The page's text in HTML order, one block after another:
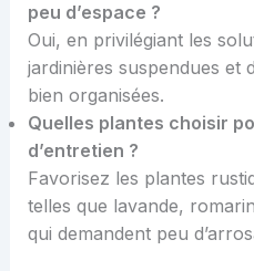
peu d’espace ?
Oui, en privilégiant les
jardinières suspendues et
bien organisées.
Quelles plantes choisir
d’entretien ?
Favorisez les plantes
telles que lavande,
qui demandent peu